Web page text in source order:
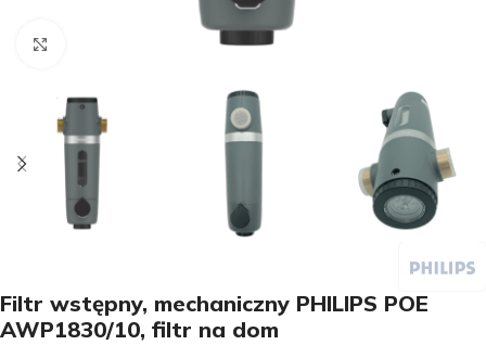
Kliknij aby powiększyć
Filtr wstępny, mechaniczny PHILIPS POE
AWP1830/10, filtr na dom